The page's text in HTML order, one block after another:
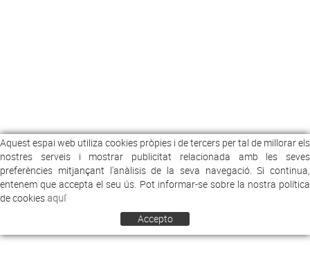
Aquest espai web utiliza cookies pròpies i de tercers per tal de millorar els
nostres serveis i mostrar publicitat relacionada amb les seves
preferències mitjançant l'anàlisis de la seva navegació. Si continua,
entenem que accepta el seu ús. Pot informar-se sobre la nostra política
de cookiesaquí
Accepto